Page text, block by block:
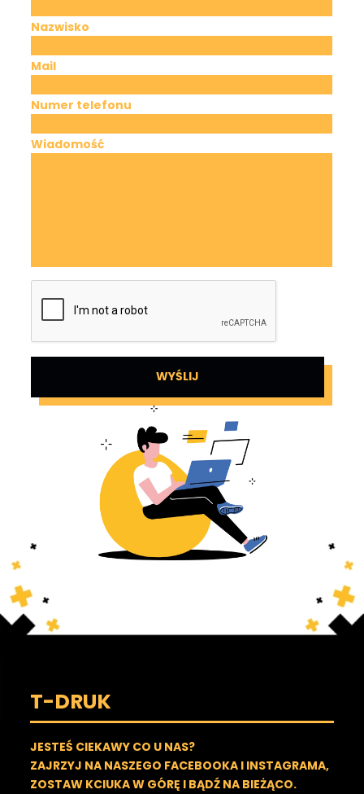
Nazwisko
Mail
Numer telefonu
Wiadomość
WYŚLIJ
T-DRUK
JESTEŚ CIEKAWY CO U NAS?
ZAJRZYJ NA NASZEGO FACEBOOKA I INSTAGRAMA,
ZOSTAW KCIUKA W GÓRĘ I BĄDŹ NA BIEŻĄCO.